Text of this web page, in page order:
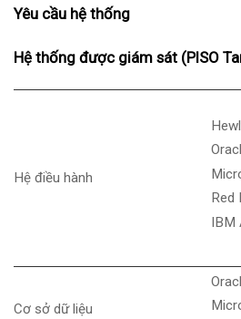
Yêu cầu hệ thống
Hệ thống được giám sát (PISO
Hệ điều hành
Red
IBM
Cơ sở dữ liệu